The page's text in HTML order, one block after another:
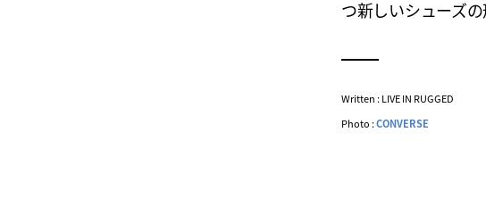
つ新しいシューズ
Written : LIVE IN RUGGED
Photo :CONVERSE